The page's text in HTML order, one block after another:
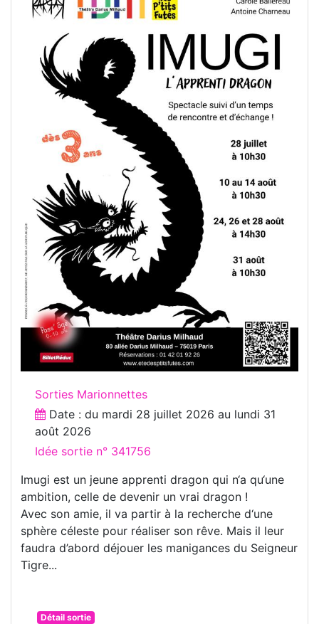
Sorties Marionnettes
Date : du mardi 28 juillet 2026 au lundi 31
août 2026
Idée sortie n° 341756
Imugi est un jeune apprenti dragon qui n‘a qu‘une
ambition, celle de devenir un vrai dragon !
Avec son amie, il va partir à la recherche d‘une
sphère céleste pour réaliser son rêve. Mais il leur
faudra d’abord déjouer les manigances du Seigneur
Tigre...
Détail sortie